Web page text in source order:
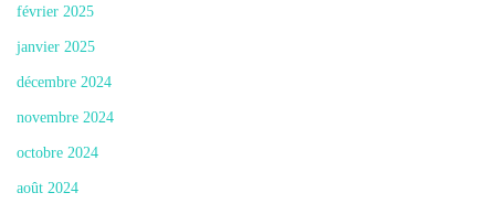
février 2025
janvier 2025
décembre 2024
novembre 2024
octobre 2024
août 2024